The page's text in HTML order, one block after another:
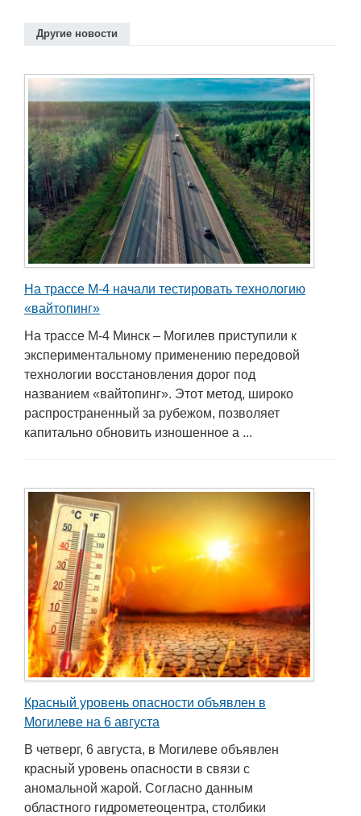
Другие новости
На трассе М-4 начали тестировать технологию
«вайтопинг»
На трассе М-4 Минск – Могилев приступили к
экспериментальному применению передовой
технологии восстановления дорог под
названием «вайтопинг». Этот метод, широко
распространенный за рубежом, позволяет
капитально обновить изношенное а ...
Красный уровень опасности объявлен в
Могилеве на 6 августа
В четверг, 6 августа, в Могилеве объявлен
красный уровень опасности в связи с
аномальной жарой. Согласно данным
областного гидрометеоцентра, столбики